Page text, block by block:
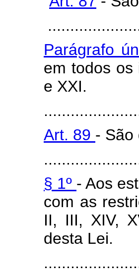
Parágrafo
em todos os
e XXI.
Art. 89 - São
§ 1º - Aos
com as
II, III, XIV,
desta Lei.